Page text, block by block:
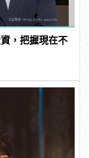
，把握現在不